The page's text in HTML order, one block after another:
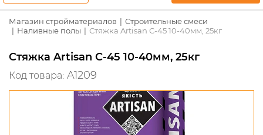
Магазин стройматериалов
Строительные смеси
Наливные полы
Стяжка Artisan С-45 10-40мм, 25кг
Стяжка Artisan С-45 10-40мм, 25кг
Код товара: A1209